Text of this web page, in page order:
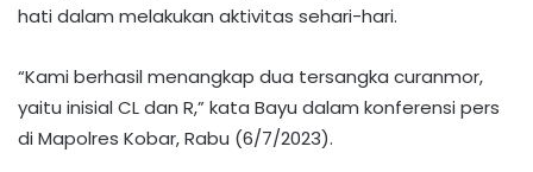
hati dalam melakukan aktivitas sehari-hari.
“Kami berhasil menangkap dua tersangka curanmor,
yaitu inisial CL dan R,” kata Bayu dalam konferensi pers
di Mapolres Kobar, Rabu (6/7/2023).